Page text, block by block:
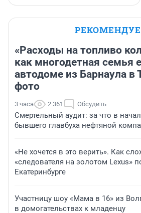
«Расходы на топливо
как многодетная семья
автодоме из Барнаула
фото
3 часа 2 361 Обсудить
Смертельный аудит: за что в
бывшего главбуха нефтяной
«Не хочется в это верить». Как
«следователя на золотом Lexus»
Екатеринбурге
Участницу шоу «Мама в 16» из
в домогательствах к младенцу